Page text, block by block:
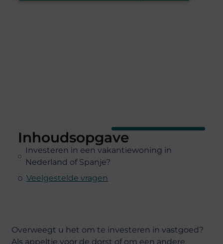
Inhoudsopgave
Investeren in een vakantiewoning in
Nederland of Spanje?
Veelgestelde vragen
Overweegt u het om te investeren in vastgoed?
Als appeltje voor de dorst of om een andere